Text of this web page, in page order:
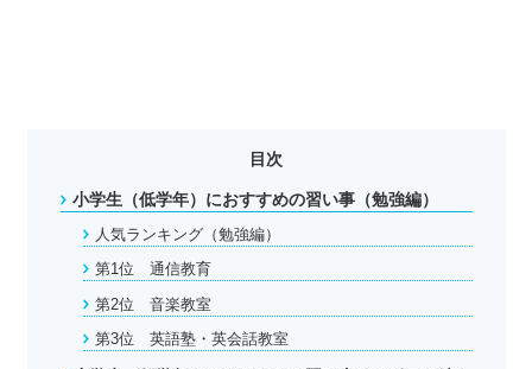
目次
小学生（低学年）におすすめの習い事（勉強編）
人気ランキング（勉強編）
第1位 通信教育
第2位 音楽教室
第3位 英語塾・英会話教室